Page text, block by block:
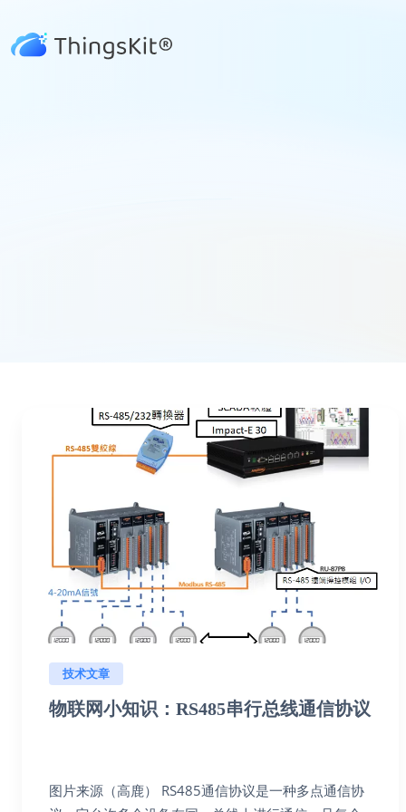
技术文章
物联网小知识：RS485串行总线通信协议
图片来源（高鹿） RS485通信协议是一种多点通信协